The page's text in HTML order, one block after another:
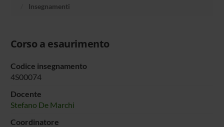
Insegnamenti
Corso a esaurimento
Codice insegnamento
4S00074
Docente
Stefano De Marchi
Coordinatore